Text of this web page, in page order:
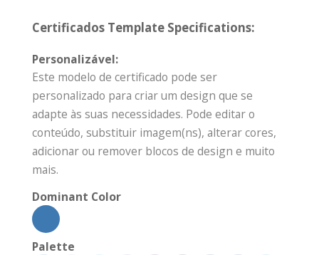
Certificados Template Specifications:
Personalizável:
Este modelo de certificado pode ser
personalizado para criar um design que se
adapte às suas necessidades. Pode editar o
conteúdo, substituir imagem(ns), alterar cores,
adicionar ou remover blocos de design e muito
mais.
Dominant Color
Palette